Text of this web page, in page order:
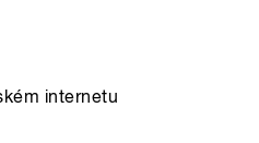
internetu